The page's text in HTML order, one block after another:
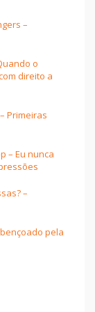
–
o
direito a
Primeiras
– Eu nunca
–
pela